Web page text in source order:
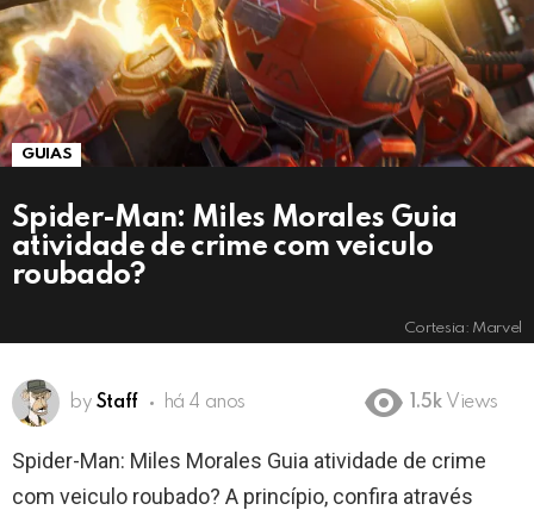
GUIAS
Spider-Man: Miles Morales Guia
atividade de crime com veiculo
roubado?
Cortesia: Marvel
by Staff há 4 anos 1.5k Views
Spider-Man: Miles Morales Guia atividade de crime
com veiculo roubado? A princípio, confira através